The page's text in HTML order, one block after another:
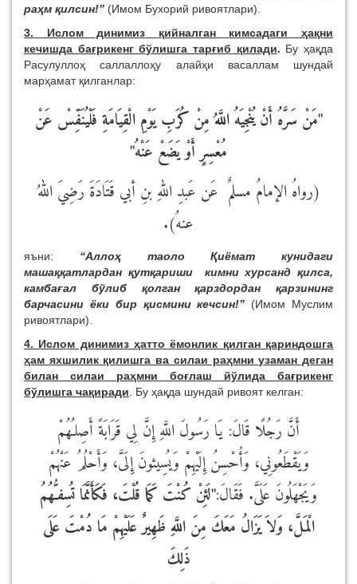
раҳм қилсин!” (Имом Бухорий ривоятлари).
3. Ислом динимиз қийналган кимсадаги ҳақни
кечишда бағрикенг бўлишга тарғиб қилади. Бу ҳақда
Расулуллоҳ саллаллоҳу алайҳи васаллам шундай
марҳамат қилганлар:
"مَنْ سَرَّهُ أَنْ يُنْجِيَهُ اللَّهُ مِنْ كُرَبِ يَوْمِ الْقِيَامَةِ فَلْيُنَفِّسْ عَنْ
مُعْسِرٍ أَوْ يَضَعْ عَنْهُ"
(رواهُ الإمامُ مسلمٌ عَن عَبدِ اللهِ بنِ أبي قَتَادَةَ رَضِيَ اللهُ
عنهُ).
яъни: “Аллоҳ таоло Қиёмат кунидаги
машаққатлардан қутқариши кимни хурсанд қилса,
камбағал бўлиб қолган қарздордан қарзининг
барчасини ёки бир қисмини кечсин!” (Имом Муслим
ривоятлари).
4. Ислом динимиз ҳатто ёмонлик қилган қариндошга
ҳам яхшилик қилишга ва силаи раҳмни узаман деган
билан силаи раҳмни боғлаш йўлида бағрикенг
бўлишга чақиради . Бу ҳақда шундай ривоят келган:
أَنَّ رَجُلًا قَالَ: يَا رَسُولَ اللَّهِ إِنَّ لِي قَرَابَةً أَصِلـُهُمْ
وَيَقْطَعُونِي، وَأُحْسِنُ إِلَيْهِمْ وَيُسِيئونَ إِلَىَّ، وَأَحْلُمُ عَنْهُمْ
وَيَجْهَلُونَ عَلَىَّ. فَقَالَ:"لَئِنْ كُنْتَ كَمَا قُلْتَ، فَكَأَنَّمَا تُسِفـُّهُمُ
الْمَلَّ، وَلاَ يَزَالُ مَعَكَ مِنَ اللَّهِ ظَهِيرٌ عَلَيْهِمْ مَا دُمْتَ عَلَى
ذَلِكَ